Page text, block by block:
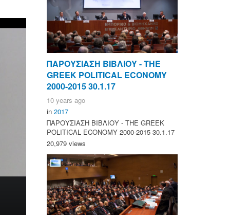
ΠΑΡΟΥΣΙΑΣΗ ΒΙΒΛΙΟΥ - ΤΗΕ
GREEK POLITICAL ECONOMY
2000-2015 30.1.17
10 years ago
in 2017
ΠΑΡΟΥΣΙΑΣΗ ΒΙΒΛΙΟΥ - ΤΗΕ GREEK
POLITICAL ECONOMY 2000-2015 30.1.17
20,979 views